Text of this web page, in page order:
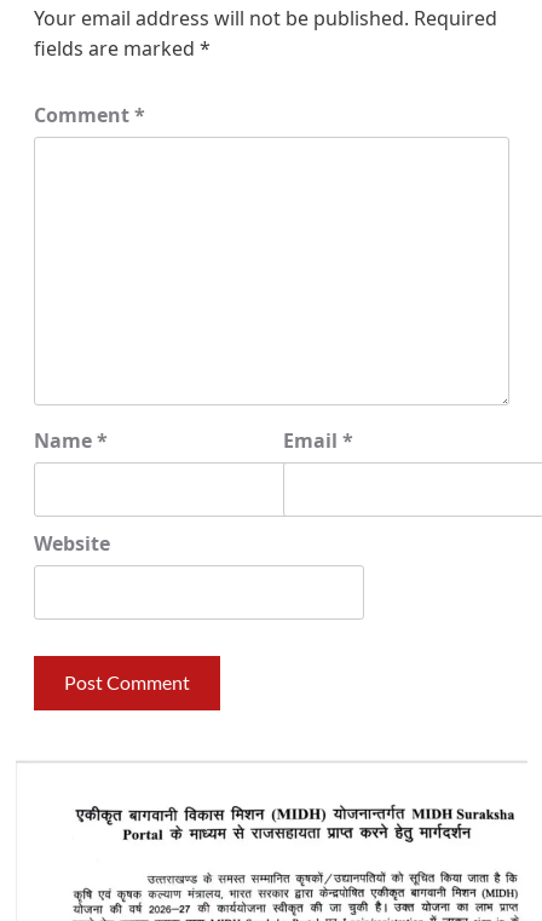
Your email address will not be published. Required
fields are marked *
Comment*
Name* Email *
Website